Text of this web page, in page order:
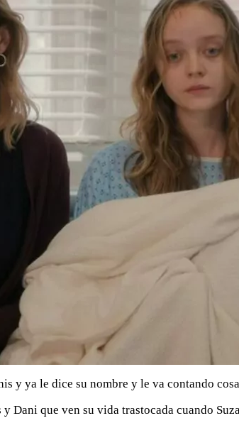
y ya le dice su nombre y le va contando
Dani que ven su vida trastocada cuando